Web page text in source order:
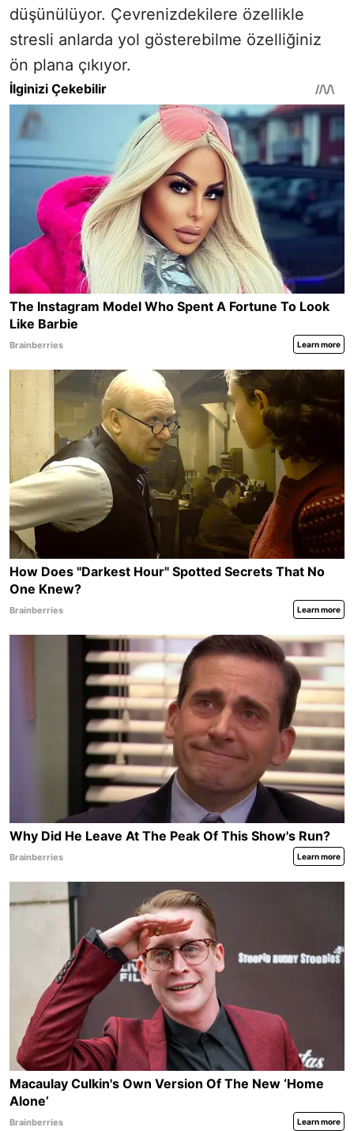
düşünülüyor. Çevrenizdekilere özellikle
stresli anlarda yol gösterebilme özelliğiniz
ön plana çıkıyor.